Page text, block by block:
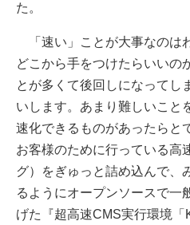
た。
「速い」ことが大事なのは
どこから手をつけたらいいの
とが多くて後回しになってし
いします。あまり難しいこと
速化できるものがあったらと
お客様のために行っている高
グ）をぎゅっと詰め込んで、
るようにオープンソースで一
げた『超高速CMS実行環境「